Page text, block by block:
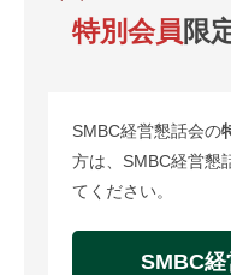
特別会員 限
SMBC経営懇話会の
方は、SMBC経営懇
てください。
SMBC